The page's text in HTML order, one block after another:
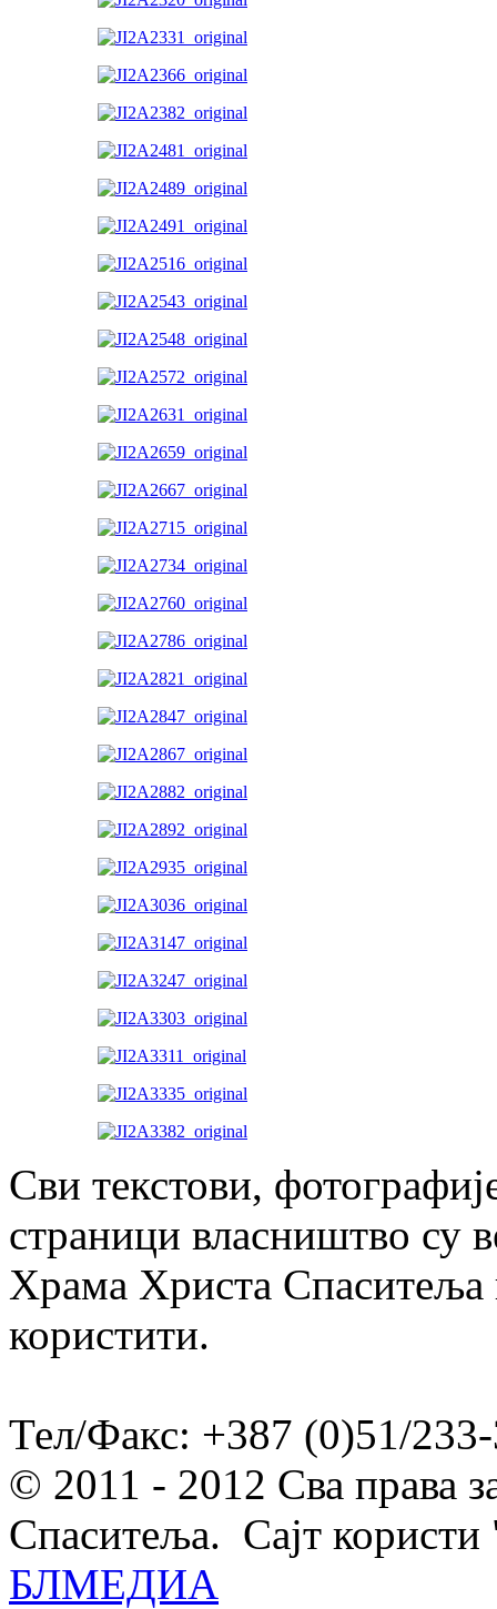
Сви текстови,
страници власништво су
Храма Христа Спаситеља
користити.
Тел/Факс: +387 (0)51/
© 2011 - 2012 Сва права
Спаситеља. Сајт
БЛМЕДИА